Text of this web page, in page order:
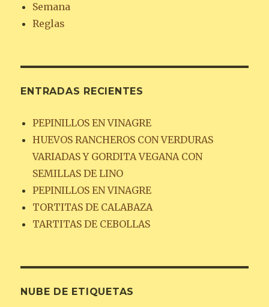
Semana
Reglas
ENTRADAS RECIENTES
PEPINILLOS EN VINAGRE
HUEVOS RANCHEROS CON VERDURAS
VARIADAS Y GORDITA VEGANA CON
SEMILLAS DE LINO
PEPINILLOS EN VINAGRE
TORTITAS DE CALABAZA
TARTITAS DE CEBOLLAS
NUBE DE ETIQUETAS